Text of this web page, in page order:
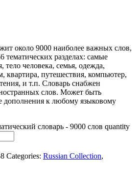
около 9000 наиболее важных слов,
тематических разделах: самые
тело человека, семья, одежда,
квартира, путешествия, компьютер,
и т.п. Словарь снабжен
слов. Может быть
дополнения к любому языковому
словарь - 9000 слов quantity
Categories: Russian Collection,